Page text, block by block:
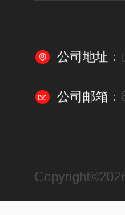
公司地址：
公司邮箱：